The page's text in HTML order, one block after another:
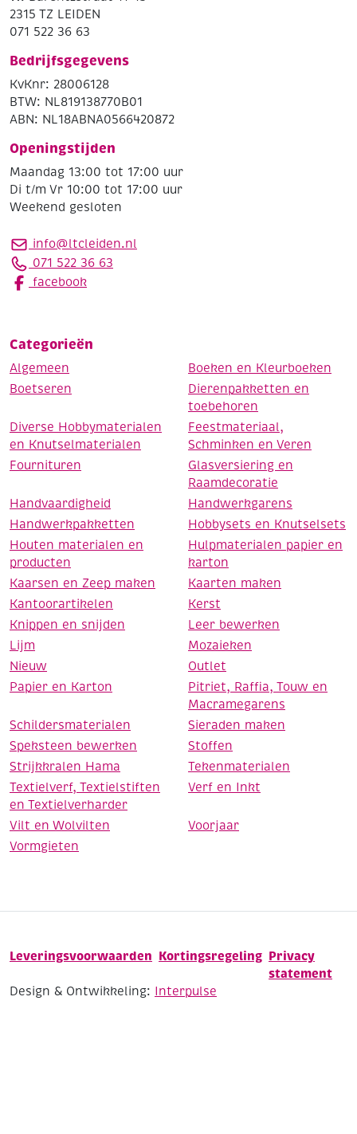
2315 TZ LEIDEN
071 522 36 63
Bedrijfsgegevens
KvKnr: 28006128
BTW: NL819138770B01
ABN: NL18ABNA0566420872
Openingstijden
Maandag 13:00 tot 17:00 uur
Di t/m Vr 10:00 tot 17:00 uur
Weekend gesloten
info@ltcleiden.nl
071 522 36 63
facebook
Categorieën
Algemeen
Boeken en Kleurboeken
Boetseren
Dierenpakketten en
toebehoren
Diverse Hobbymaterialen
en Knutselmaterialen
Feestmateriaal,
Schminken en Veren
Fournituren
Glasversiering en
Raamdecoratie
Handvaardigheid
Handwerkgarens
Handwerkpakketten
Hobbysets en Knutselsets
Houten materialen en
producten
Hulpmaterialen papier en
karton
Kaarsen en Zeep maken
Kaarten maken
Kantoorartikelen
Kerst
Knippen en snijden
Leer bewerken
Lijm
Mozaieken
Nieuw
Outlet
Papier en Karton
Pitriet, Raffia, Touw en
Macramegarens
Schildersmaterialen
Sieraden maken
Speksteen bewerken
Stoffen
Strijkkralen Hama
Tekenmaterialen
Textielverf, Textielstiften
en Textielverharder
Verf en Inkt
Vilt en Wolvilten
Voorjaar
Vormgieten
Leveringsvoorwaarden Kortingsregeling Privacy
statement
Design & Ontwikkeling: Interpulse